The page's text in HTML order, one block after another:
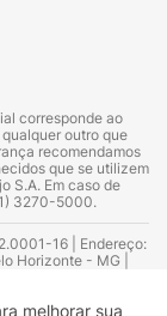
melhorar sua
corresponde ao
outro que
recomendamos
que se utilizem
S.A. Em caso de
3270-5000.
16 | Endereço:
Horizonte - MG |
– CRF 52.584 -